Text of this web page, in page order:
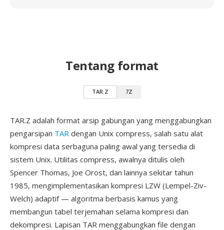
Tentang format
TAR.Z 7Z
TAR.Z adalah format arsip gabungan yang menggabungkan
pengarsipan TAR dengan Unix compress, salah satu alat
kompresi data serbaguna paling awal yang tersedia di
sistem Unix. Utilitas compress, awalnya ditulis oleh
Spencer Thomas, Joe Orost, dan lainnya sekitar tahun
1985, mengimplementasikan kompresi LZW (Lempel-Ziv-
Welch) adaptif — algoritma berbasis kamus yang
membangun tabel terjemahan selama kompresi dan
dekompresi. Lapisan TAR menggabungkan file dengan